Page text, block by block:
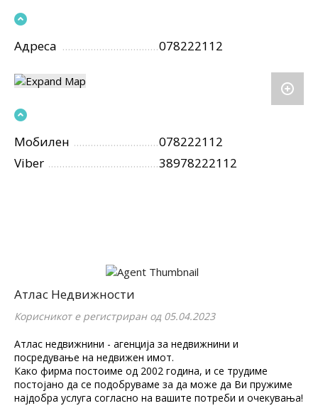
Адреса 078222112
Мобилен
078222112
Viber
38978222112
Атлас Недвижности
Корисникот е регистриран од 05.04.2023
Атлас недвижнини - агенција за недвижнини и
посредување на недвижен имот.
Како фирма постоиме од 2002 година, и се трудиме
постојано да се подобруваме за да може да Ви пружиме
најдобра услуга согласно на вашите потреби и очекувања!